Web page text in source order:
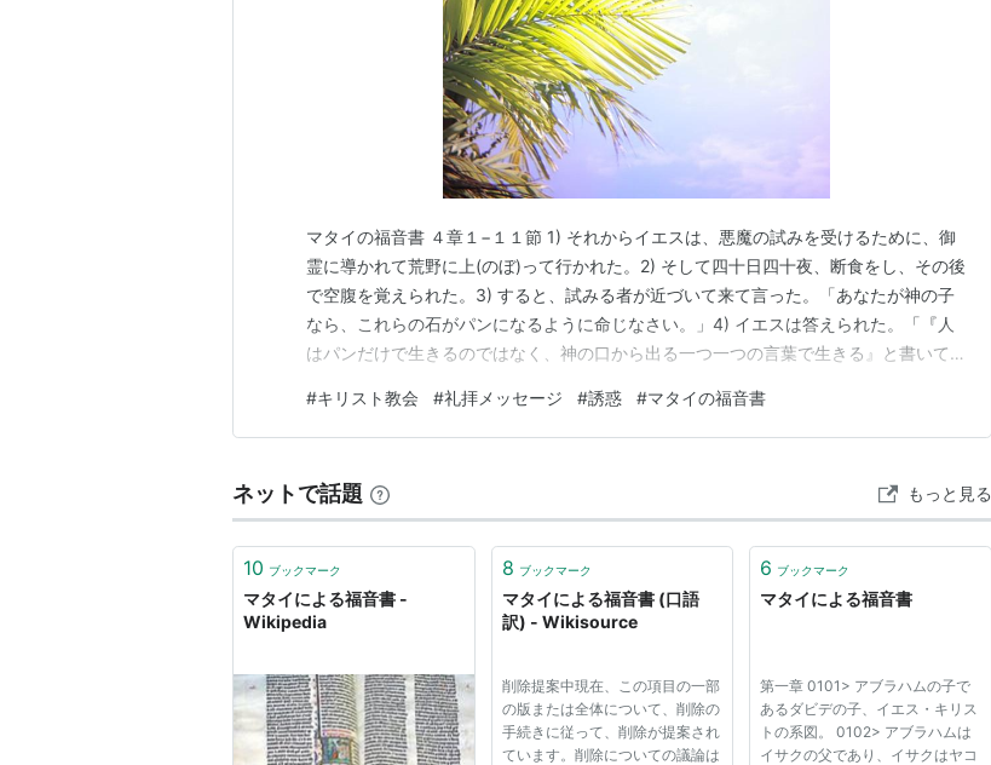
マタイの福音書 ４章１−１１節 1) それからイエスは、悪魔の試みを受けるために、御
霊に導かれて荒野に上(のぼ)って行かれた。2) そして四十日四十夜、断食をし、その後
で空腹を覚えられた。3) すると、試みる者が近づいて来て言った。「あなたが神の子
なら、これらの石がパンになるように命じなさい。」4) イエスは答えられた。「『人
はパンだけで生きるのではなく、神の口から出る一つ一つの言葉で生きる』と書いてあ
せて、6)こう言った。「あなたが神の子なら、下に身を投げなさい。『神はあなたのた
めに御使いたちに命じられる。 彼…
#キリスト教会 #礼拝メッセージ #誘惑 #マタイの福音書
ネットで話題 もっと見る
10 ブックマーク
マタイによる福音書 -
Wikipedia
8 ブックマーク
マタイによる福音書 (口語
訳) - Wikisource
削除提案中現在、この項目の一部
の版または全体について、削除の
手続きに従って、削除が提案され
ています。削除についての議論は
6 ブックマーク
マタイによる福音書
第一章 0101> アブラハムの子で
あるダビデの子、イエス・キリス
トの系図。 0102> アブラハムは
イサクの父であり、イサクはヤコ